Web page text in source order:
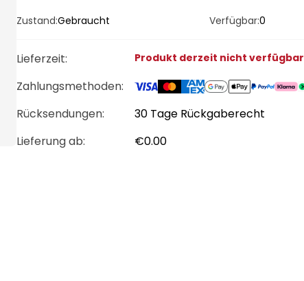
Zustand:Gebraucht Verfügbar:0
Lieferzeit: Produkt derzeit nicht verfügbar
Zahlungsmethoden:
Rücksendungen:
30 Tage Rückgaberecht
Lieferung ab: €0.00